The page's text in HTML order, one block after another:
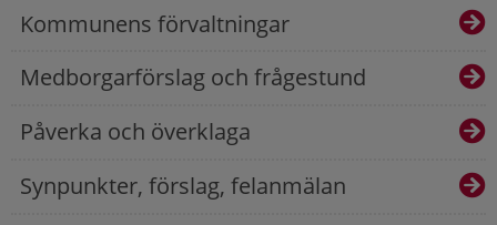
Kommunens förvaltningar
Medborgarförslag och frågestund
Påverka och överklaga
Synpunkter, förslag, felanmälan